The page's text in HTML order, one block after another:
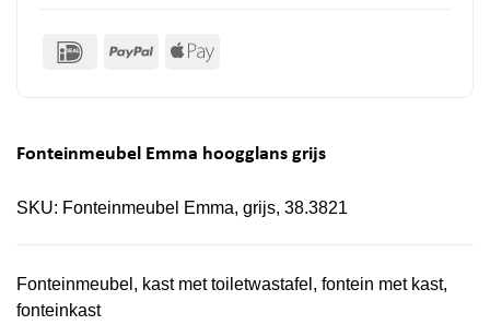
IDeal PayPal Apple
Fonteinmeubel Emma hoogglans grijs
SKU: Fonteinmeubel Emma, grijs, 38.3821
Fonteinmeubel, kast met toiletwastafel, fontein met kast,
fonteinkast